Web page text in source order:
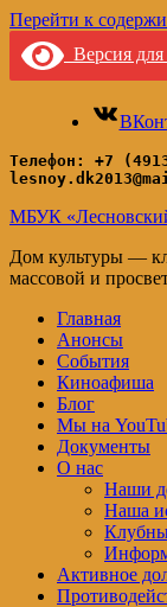
Перейти к
Версия
Телефон: +7
МБУК
Дом культуры —
массовой и
Главная
Анонсы
События
Киноафиша
Блог
Мы на
Документы
О нас
Наши
Наша
Активное